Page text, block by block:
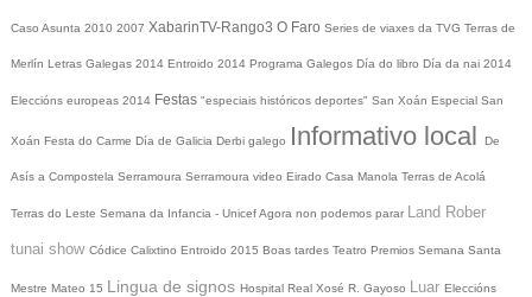
Caso Asunta 2010 2007 XabarinTV-Rango3 O Faro Series de viaxes da TVG Terras de
Merlín Letras Galegas 2014 Entroido 2014 Programa Galegos Día do libro Día da nai 2014
Eleccións europeas 2014 Festas "especiais históricos deportes" San Xoán Especial San
Xoán Festa do Carme Día de Galicia Derbi galego Informativo local De
Asís a Compostela Serramoura Serramoura video Eirado Casa Manola Terras de Acolá
Terras do Leste Semana da Infancia - UnicefAgora non podemos parar Land Rober
tunai show Códice Calixtino Entroido 2015 Boas tardes Teatro Premios Semana Santa
Mestre Mateo 15 Lingua de signos Hospital Real Xosé R. Gayoso Luar Eleccións